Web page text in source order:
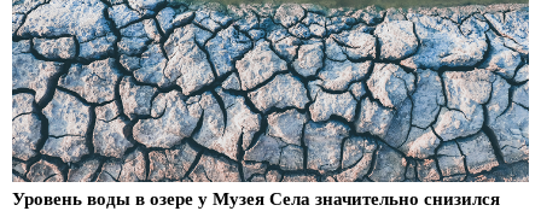
Уровень воды в озере у Музея Села значительно снизился